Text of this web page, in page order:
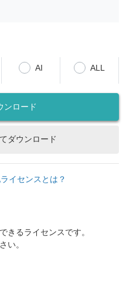
AI ALL
ンロード
ダウンロード
イセンスとは？
きるライセンスです。
い。